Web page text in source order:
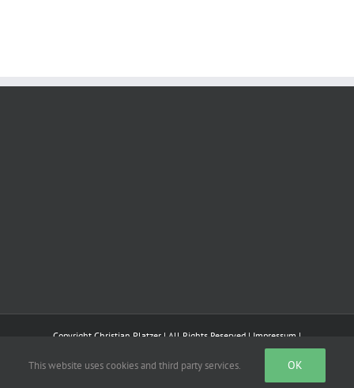
Copyright Christian Platzer | All Rights Reserved | Impressum |
Bluesky
This website uses cookies and third party services. OK